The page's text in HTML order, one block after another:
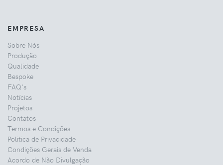
EMPRESA
Sobre Nós
Produção
Qualidade
Bespoke
FAQ's
Notícias
Projetos
Contatos
Termos e Condições
Politica de Privacidade
Condições Gerais de Venda
Acordo de Não Divulgação